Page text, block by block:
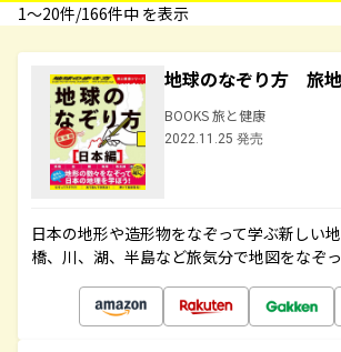
1〜20件/166件中 を表示
地球のなぞり方 旅
BOOKS 旅と健康
2022.11.25 発売
日本の地形や造形物をなぞって学ぶ新しい
橋、川、湖、半島など旅気分で地図をなぞ